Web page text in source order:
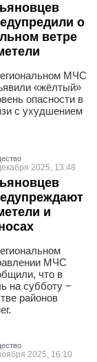
о
ветре
МЧС
«жёлтый»
опасности в
с ухудшением
2025, 13:48
и
МЧС
что в
на субботу −
районов
2025, 16:10